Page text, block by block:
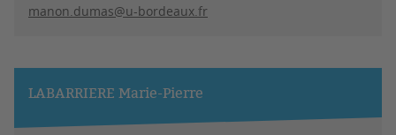
manon.dumas@u-bordeaux.fr
LABARRIERE Marie-Pierre